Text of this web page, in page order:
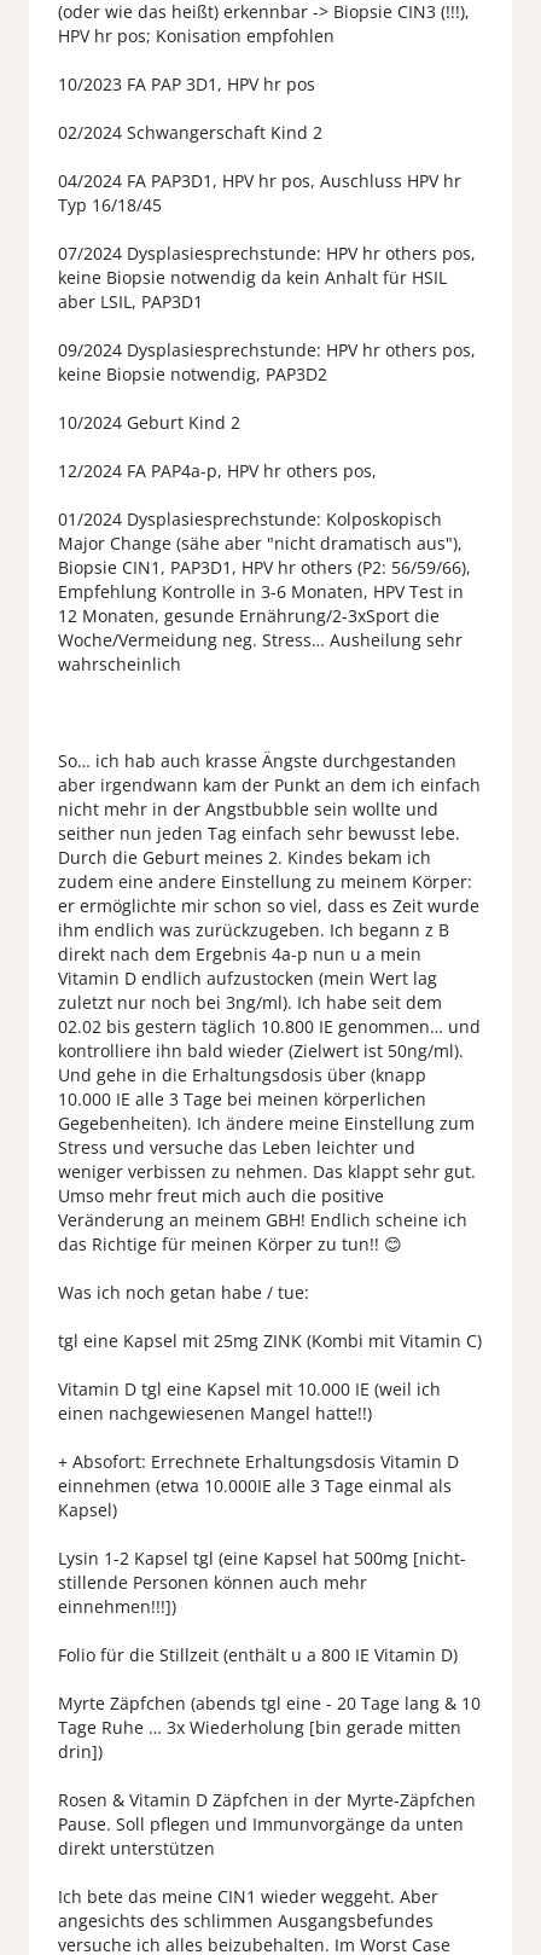
(oder wie das heißt) erkennbar -> Biopsie CIN3 (!!!),
HPV hr pos; Konisation empfohlen
10/2023 FA PAP 3D1, HPV hr pos
02/2024 Schwangerschaft Kind 2
04/2024 FA PAP3D1, HPV hr pos, Auschluss HPV hr
Typ 16/18/45
07/2024 Dysplasiesprechstunde: HPV hr others pos,
keine Biopsie notwendig da kein Anhalt für HSIL
aber LSIL, PAP3D1
09/2024 Dysplasiesprechstunde: HPV hr others pos,
keine Biopsie notwendig, PAP3D2
10/2024 Geburt Kind 2
12/2024 FA PAP4a-p, HPV hr others pos,
01/2024 Dysplasiesprechstunde: Kolposkopisch
Major Change (sähe aber "nicht dramatisch aus"),
Biopsie CIN1, PAP3D1, HPV hr others (P2: 56/59/66),
Empfehlung Kontrolle in 3-6 Monaten, HPV Test in
12 Monaten, gesunde Ernährung/2-3xSport die
Woche/Vermeidung neg. Stress… Ausheilung sehr
wahrscheinlich
So… ich hab auch krasse Ängste durchgestanden
aber irgendwann kam der Punkt an dem ich einfach
nicht mehr in der Angstbubble sein wollte und
seither nun jeden Tag einfach sehr bewusst lebe.
Durch die Geburt meines 2. Kindes bekam ich
zudem eine andere Einstellung zu meinem Körper:
er ermöglichte mir schon so viel, dass es Zeit wurde
ihm endlich was zurückzugeben. Ich begann z B
direkt nach dem Ergebnis 4a-p nun u a mein
Vitamin D endlich aufzustocken (mein Wert lag
zuletzt nur noch bei 3ng/ml). Ich habe seit dem
02.02 bis gestern täglich 10.800 IE genommen… und
kontrolliere ihn bald wieder (Zielwert ist 50ng/ml).
Und gehe in die Erhaltungsdosis über (knapp
10.000 IE alle 3 Tage bei meinen körperlichen
Gegebenheiten). Ich ändere meine Einstellung zum
Stress und versuche das Leben leichter und
weniger verbissen zu nehmen. Das klappt sehr gut.
Umso mehr freut mich auch die positive
Veränderung an meinem GBH! Endlich scheine ich
das Richtige für meinen Körper zu tun!! 😊
Was ich noch getan habe / tue:
tgl eine Kapsel mit 25mg ZINK (Kombi mit Vitamin C)
Vitamin D tgl eine Kapsel mit 10.000 IE (weil ich
einen nachgewiesenen Mangel hatte!!)
+ Absofort: Errechnete Erhaltungsdosis Vitamin D
einnehmen (etwa 10.000IE alle 3 Tage einmal als
Kapsel)
Lysin 1-2 Kapsel tgl (eine Kapsel hat 500mg [nicht-
stillende Personen können auch mehr
einnehmen!!!])
Folio für die Stillzeit (enthält u a 800 IE Vitamin D)
Myrte Zäpfchen (abends tgl eine - 20 Tage lang & 10
Tage Ruhe … 3x Wiederholung [bin gerade mitten
drin])
Rosen & Vitamin D Zäpfchen in der Myrte-Zäpfchen
Pause. Soll pflegen und Immunvorgänge da unten
direkt unterstützen
Ich bete das meine CIN1 wieder weggeht. Aber
angesichts des schlimmen Ausgangsbefundes
versuche ich alles beizubehalten. Im Worst Case